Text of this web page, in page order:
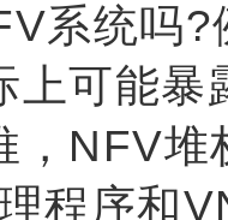
系统吗
上可能暴
，NFV
程序和